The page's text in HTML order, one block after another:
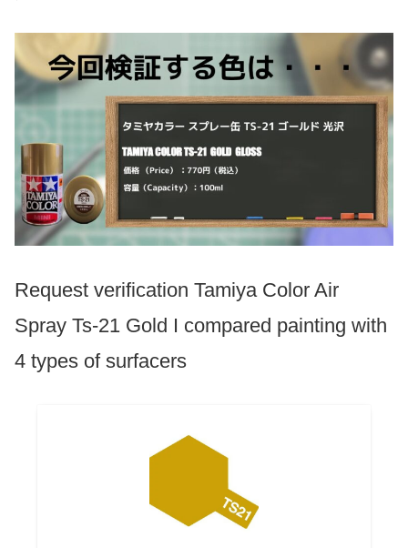
Request verification Tamiya Color Air
Spray Ts-21 Gold I compared painting with
4 types of surfacers